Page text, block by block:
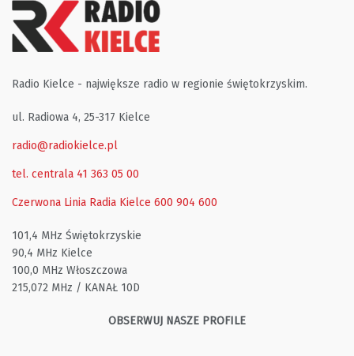
Radio Kielce - największe radio w regionie świętokrzyskim.
ul. Radiowa 4, 25-317 Kielce
radio@radiokielce.pl
tel. centrala 41 363 05 00
Czerwona Linia Radia Kielce 600 904 600
101,4 MHz Świętokrzyskie
90,4 MHz Kielce
100,0 MHz Włoszczowa
215,072 MHz / KANAŁ 10D
OBSERWUJ NASZE PROFILE